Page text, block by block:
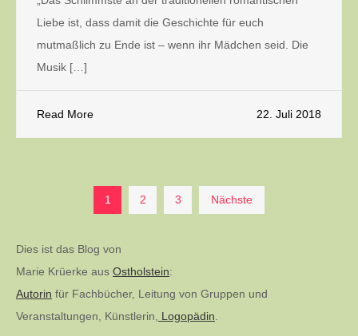
Liebe ist, dass damit die Geschichte für euch
mutmaßlich zu Ende ist – wenn ihr Mädchen seid. Die
Musik […]
Read More 22. Juli 2018
Seitennummerierung
der
Beiträge
1 2 3 Nächste
Dies ist das Blog von
Marie Krüerke aus Ostholstein:
Autorin für Fachbücher, Leitung von Gruppen und
Veranstaltungen, Künstlerin,
Logopädin